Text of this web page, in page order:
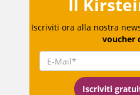
Il
Iscriviti ora alla nostra
voucher
Iscriviti